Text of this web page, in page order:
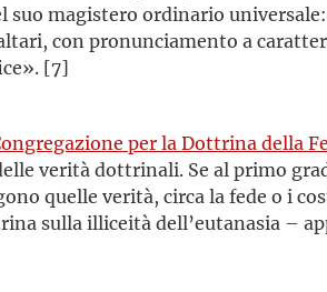
suo magistero ordinario
con pronunciamento a
[7]
per la Dottrina della
verità dottrinali. Se al primo
quelle verità, circa la fede o i
sulla illiceità dell’eutanasia –